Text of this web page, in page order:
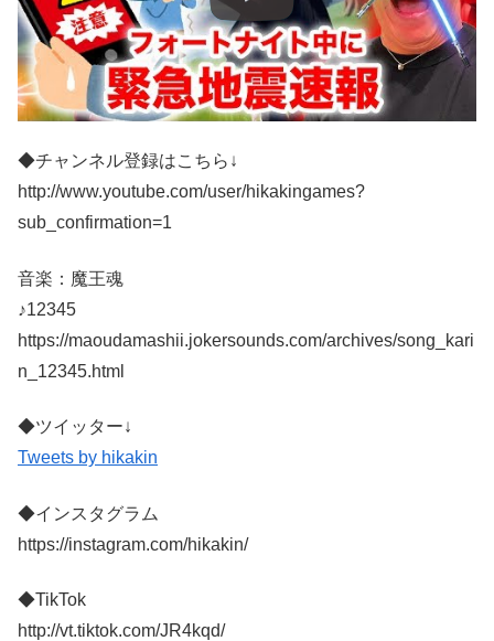
◆チャンネル登録はこちら↓
http://www.youtube.com/user/hikakingames?
sub_confirmation=1
音楽：魔王魂
♪12345
https://maoudamashii.jokersounds.com/archives/song_kari
n_12345.html
◆ツイッター↓
Tweets by hikakin
◆インスタグラム
https://instagram.com/hikakin/
◆TikTok
http://vt.tiktok.com/JR4kqd/